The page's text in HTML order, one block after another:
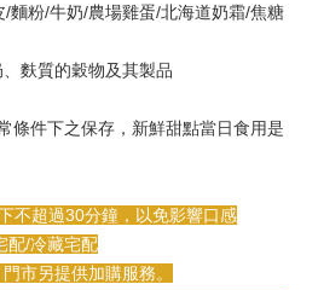
麵粉/牛奶/農場雞蛋/北海道奶霜/焦糖
麩質的穀物及其製品
條件下之保存，新鮮甜點當日食用是
不超過30分鐘，以免影響口感
配/冷藏宅配
市另提供加購服務。